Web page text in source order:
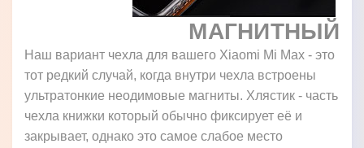
МАГНИТНЫЙ
Наш вариант чехла для вашего Xiaomi Mi Max - это
тот редкий случай, когда внутри чехла встроены
ультратонкие неодимовые магниты. Хлястик - часть
чехла книжки который обычно фиксирует её и
закрывает, однако это самое слабое место